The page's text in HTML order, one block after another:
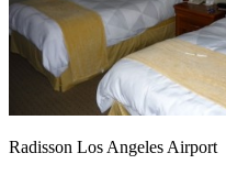
Radisson Los Angeles Airport